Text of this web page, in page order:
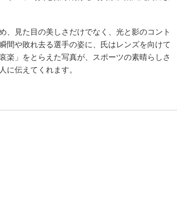
、見た目の美しさだけでなく、光と影のコント
間や敗れ去る選手の姿に、氏はレンズを向けて
楽」をとらえた写真が、スポーツの素晴らしさ
に伝えてくれます。